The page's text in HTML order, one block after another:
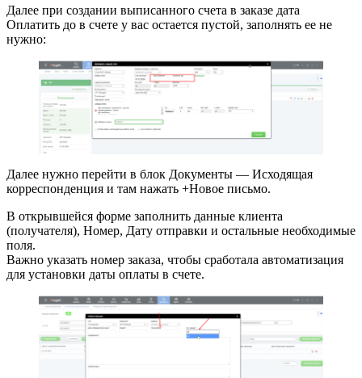
Далее при создании выписанного счета в заказе дата
Оплатить до в счете у вас остается пустой, заполнять ее не
нужно:
Далее нужно перейти в блок Документы — Исходящая
корреспонденция и там нажать +Новое письмо.
В открывшейся форме заполнить данные клиента
(получателя), Номер, Дату отправки и остальные необходимые
поля.
Важно указать номер заказа, чтобы сработала автоматизация
для установки даты оплаты в счете.